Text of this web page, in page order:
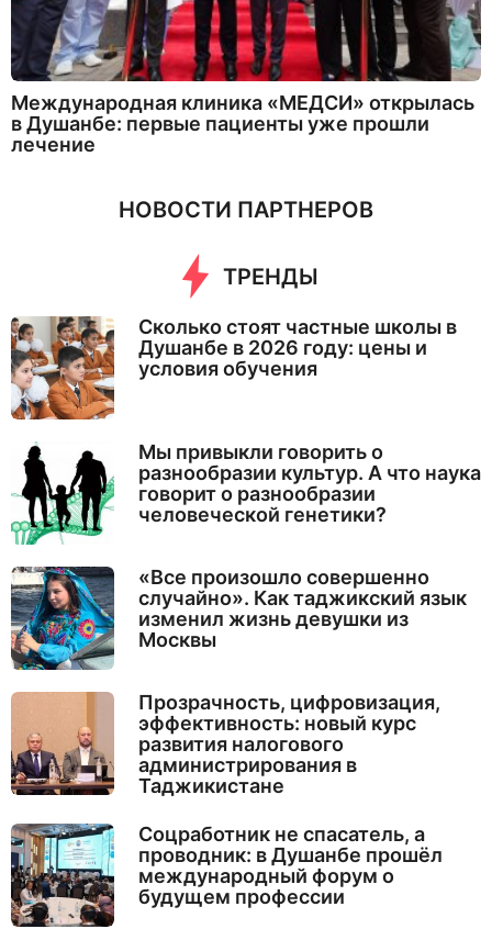
Международная клиника «МЕДСИ» открылась
в Душанбе: первые пациенты уже прошли
лечение
НОВОСТИ ПАРТНЕРОВ
ТРЕНДЫ
Сколько стоят частные школы в
Душанбе в 2026 году: цены и
условия обучения
Мы привыкли говорить о
разнообразии культур. А что наука
говорит о разнообразии
человеческой генетики?
«Все произошло совершенно
случайно». Как таджикский язык
изменил жизнь девушки из
Москвы
Прозрачность, цифровизация,
эффективность: новый курс
развития налогового
администрирования в
Таджикистане
Соцработник не спасатель, а
проводник: в Душанбе прошёл
международный форум о
будущем профессии